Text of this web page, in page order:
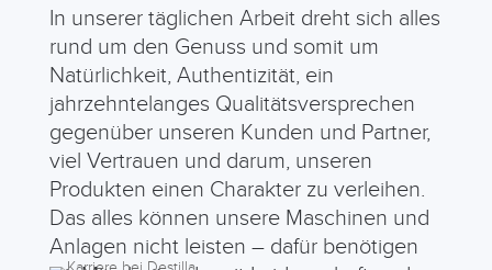
In unserer täglichen Arbeit dreht sich alles
rund um den Genuss und somit um
Natürlichkeit, Authentizität, ein
jahrzehntelanges Qualitätsversprechen
gegenüber unseren Kunden und Partner,
viel Vertrauen und darum, unseren
Produkten einen Charakter zu verleihen.
Das alles können unsere Maschinen und
Anlagen nicht leisten – dafür benötigen